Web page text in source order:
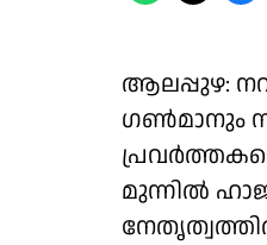
ആലപ്പുഴ:
ഗൺമാനും
മുന്നിൽ